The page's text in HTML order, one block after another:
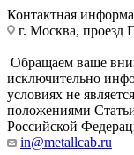
Контактная
г. Москва, проезд
Обращаем ваше
исключительно
условиях не
положениями
Российской
in@metallcab.ru